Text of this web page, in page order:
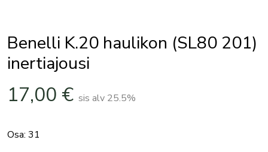
Benelli K.20 haulikon (SL80 201)
inertiajousi
17,00 € sis alv 25.5%
Osa: 31